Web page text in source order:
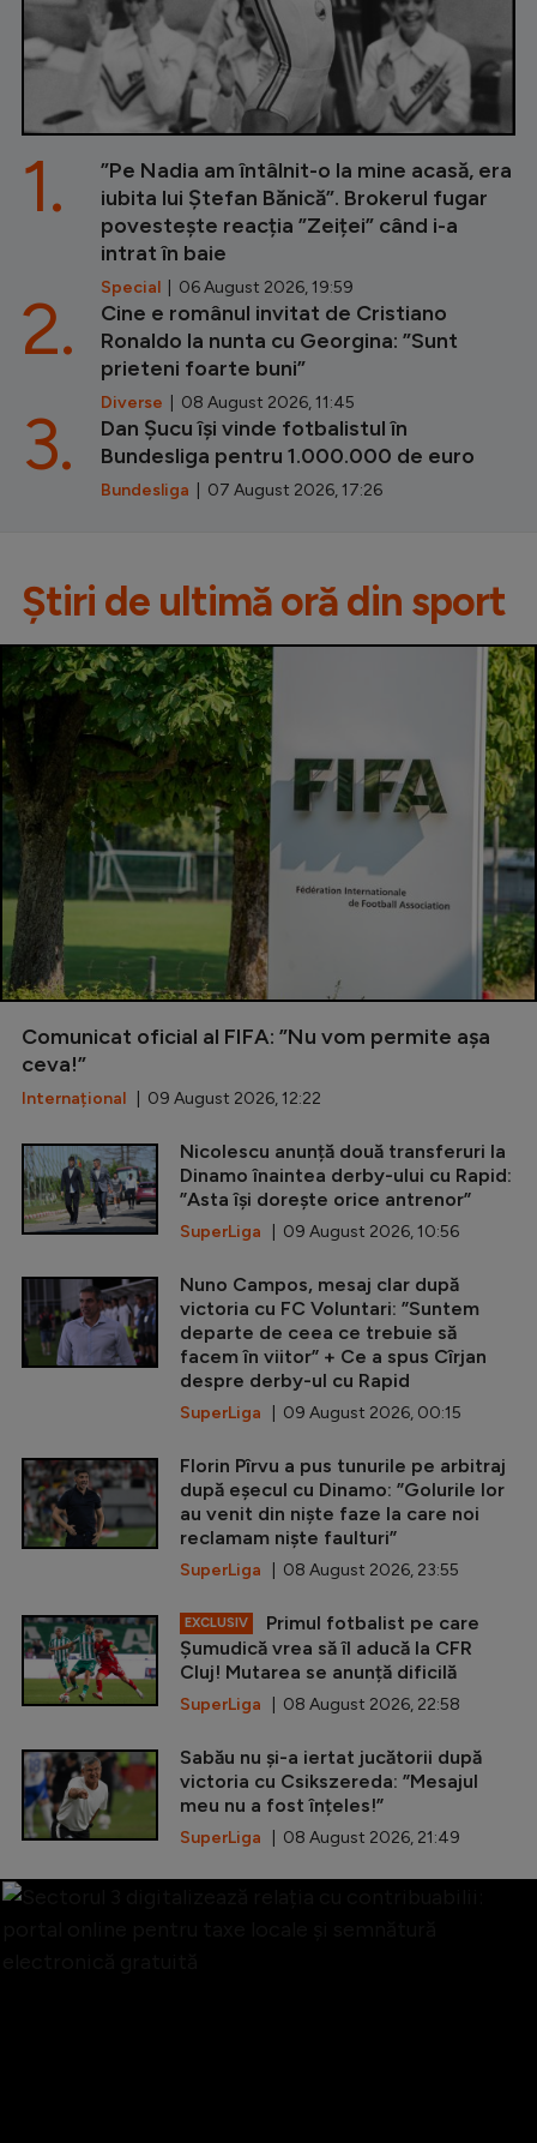
”Pe Nadia am întâlnit-o la mine acasă, era
iubita lui Ștefan Bănică”. Brokerul fugar
povestește reacția ”Zeiței” când i-a
intrat în baie
Special | 06 August 2026, 19:59
1.
Cine e românul invitat de Cristiano
Ronaldo la nunta cu Georgina: ”Sunt
prieteni foarte buni”
Diverse | 08 August 2026, 11:45
2.
Dan Șucu își vinde fotbalistul în
Bundesliga pentru 1.000.000 de euro
Bundesliga | 07 August 2026, 17:26
3.
Știri de ultimă oră din sport
Comunicat oficial al FIFA: ”Nu vom permite așa
ceva!”
Internațional | 09 August 2026, 12:22
Nicolescu anunță două transferuri la
Dinamo înaintea derby-ului cu Rapid:
”Asta își dorește orice antrenor”
SuperLiga | 09 August 2026, 10:56
Nuno Campos, mesaj clar după
victoria cu FC Voluntari: ”Suntem
departe de ceea ce trebuie să
facem în viitor” + Ce a spus Cîrjan
despre derby-ul cu Rapid
SuperLiga | 09 August 2026, 00:15
Florin Pîrvu a pus tunurile pe arbitraj
după eșecul cu Dinamo: ”Golurile lor
au venit din niște faze la care noi
reclamam niște faulturi”
SuperLiga | 08 August 2026, 23:55
EXCLUSIV
Primul fotbalist pe care
Șumudică vrea să îl aducă la CFR
Cluj! Mutarea se anunță dificilă
SuperLiga | 08 August 2026, 22:58
Sabău nu și-a iertat jucătorii după
victoria cu Csikszereda: ”Mesajul
meu nu a fost înțeles!”
SuperLiga | 08 August 2026, 21:49